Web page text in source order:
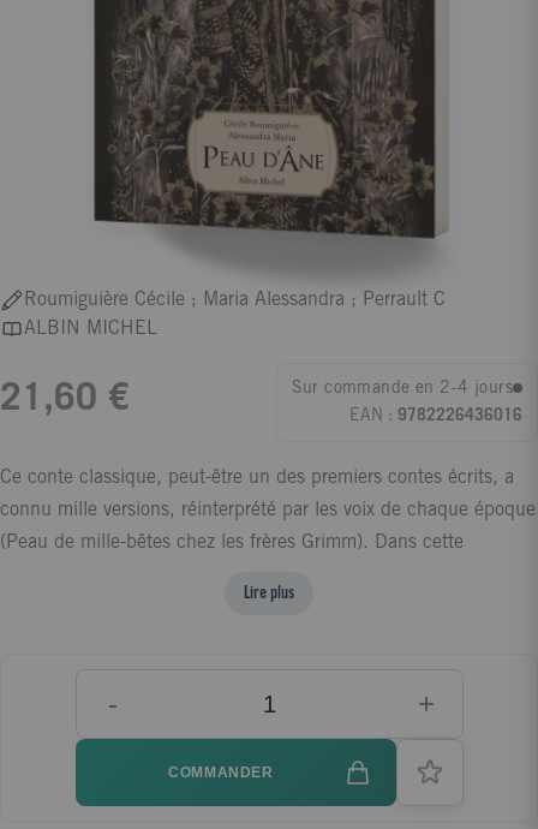
Roumiguière Cécile ; Maria Alessandra ; Perrault C
ALBIN MICHEL
21,60 €
Sur commande en 2-4 jours
EAN : 9782226436016
Ce conte classique, peut-être un des premiers contes écrits, a
connu mille versions, réinterprété par les voix de chaque époque
(Peau de mille-bêtes chez les frères Grimm). Dans cette
père qui est mise en lumière, par une sorte d'effet loupe. On y
rôle de la marraine, fantasque et libre, est finement exploré. A
partir de 9 ans.
Lire plus
- +
COMMANDER